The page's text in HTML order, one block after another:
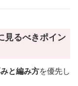
見るべきポイン
と編み方を優先し